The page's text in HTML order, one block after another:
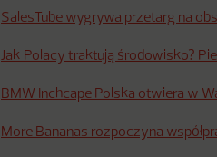
SalesTube wygrywa przetarg na
Jak Polacy traktują środowisko?
BMW Inchcape Polska otwiera w
More Bananas rozpoczyna